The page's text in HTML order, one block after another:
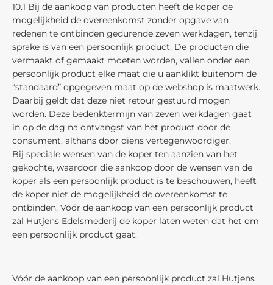
10.1 Bij de aankoop van producten heeft de koper de
mogelijkheid de overeenkomst zonder opgave van
redenen te ontbinden gedurende zeven werkdagen, tenzij
sprake is van een persoonlijk product. De producten die
vermaakt of gemaakt moeten worden, vallen onder een
persoonlijk product elke maat die u aanklikt buitenom de
“standaard” opgegeven maat op de webshop is maatwerk.
Daarbij geldt dat deze niet retour gestuurd mogen
worden. Deze bedenktermijn van zeven werkdagen gaat
in op de dag na ontvangst van het product door de
consument, althans door diens vertegenwoordiger.
Bij speciale wensen van de koper ten aanzien van het
gekochte, waardoor die aankoop door de wensen van de
koper als een persoonlijk product is te beschouwen, heeft
de koper niet de mogelijkheid de overeenkomst te
ontbinden. Vóór de aankoop van een persoonlijk product
zal Hutjens Edelsmederij de koper laten weten dat het om
een persoonlijk product gaat.
Vóór de aankoop van een persoonlijk product zal Hutjens